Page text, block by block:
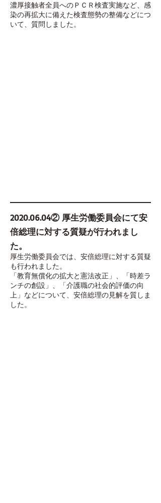
濃厚接触者全員へのＰＣＲ検査実施など、感
染の再拡大に備えた検査態勢の整備などにつ
いて、質問しました。
2020.06.04② 厚生労働委員会にて安
倍総理に対する質疑が行われまし
た。
厚生労働委員会では、安倍総理に対する質疑
も行われました。
「教育無償化の拡大と憲法改正」、「時差ラ
ンチの創設」、「介護職の社会的評価の向
上」などについて、安倍総理の見解を質しま
した。